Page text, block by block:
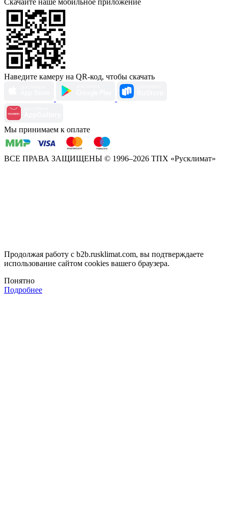
Наведите камеру на QR-код, чтобы скачать
Мы принимаем к оплате
ВСЕ ПРАВА ЗАЩИЩЕНЫ © 1996–2026 ТПХ «Русклимат»
Продолжая работу с b2b.rusklimat.com, вы подтверждаете
использование сайтом cookies вашего браузера.
Понятно
Подробнее